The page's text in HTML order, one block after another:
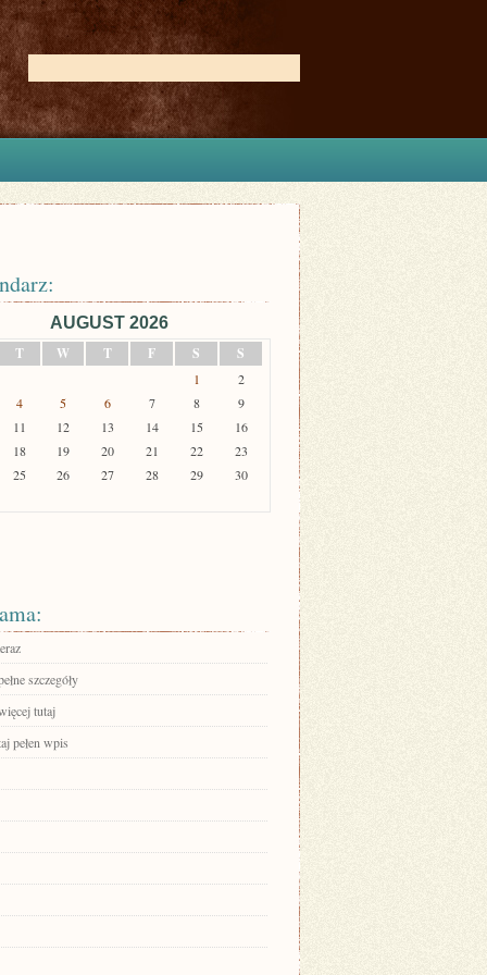
AUGUST 2026
T
W T F S S
1
2
4
5 6 7 8
9
11
12 13 14 15
16
18
19 20 21 22
23
25
26 27 28 29 30
szczegóły
tutaj
pełen wpis